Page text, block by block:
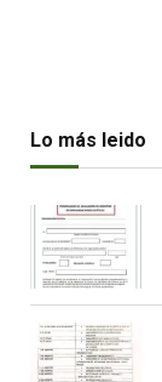
Lo más leido